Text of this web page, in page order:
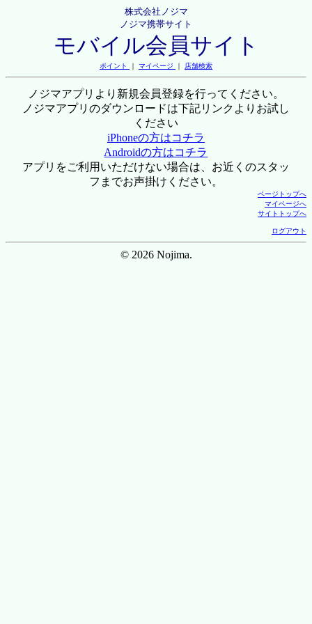
株式会社ノジマ
ノジマ携帯サイト
モバイル会員サイト
ポイント ｜ マイページ ｜ 店舗検索
ノジマアプリより新規会員登録を行ってください。
ノジマアプリのダウンロードは下記リンクよりお試し
ください
iPhoneの方はコチラ
Androidの方はコチラ
アプリをご利用いただけない場合は、お近くのスタッ
フまでお声掛けください。
ページトップへ
マイページへ
サイトトップへ
ログアウト
© 2026 Nojima.